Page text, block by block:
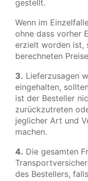
gestellt.
Wenn im
ohne dass vorher
erzielt worden ist,
berechneten
3. Lieferzusagen
eingehalten,
ist der Besteller
zurückzutreten
jeglicher Art und
machen.
4. Die gesamten
des Bestellers,